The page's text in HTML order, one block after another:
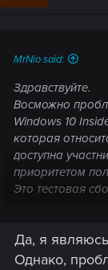
MrNio said:
Здравствуйте.
Восможно
Windows 10
которая
доступна
приоритетом
Это тестовая
Spoiler:
Да, я
Однако,